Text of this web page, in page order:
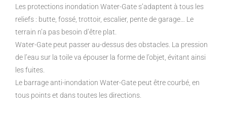
Les protections inondation Water-Gate s’adaptent à tous les
reliefs : butte, fossé, trottoir, escalier, pente de garage… Le
terrain n’a pas besoin d’être plat.
Water-Gate peut passer au-dessus des obstacles. La pression
de l’eau sur la toile va épouser la forme de l’objet, évitant ainsi
les fuites.
Le barrage anti-inondation Water-Gate peut être courbé, en
tous points et dans toutes les directions.